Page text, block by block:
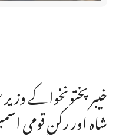
خیبر پختونخوا کے
شاہ اور رکنِ قومی